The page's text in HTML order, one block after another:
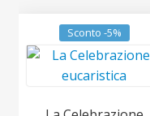
Sconto -5%